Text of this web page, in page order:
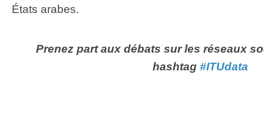
États arabes.
​Prenez part aux débats sur les réseaux
hashtag #ITUdata​